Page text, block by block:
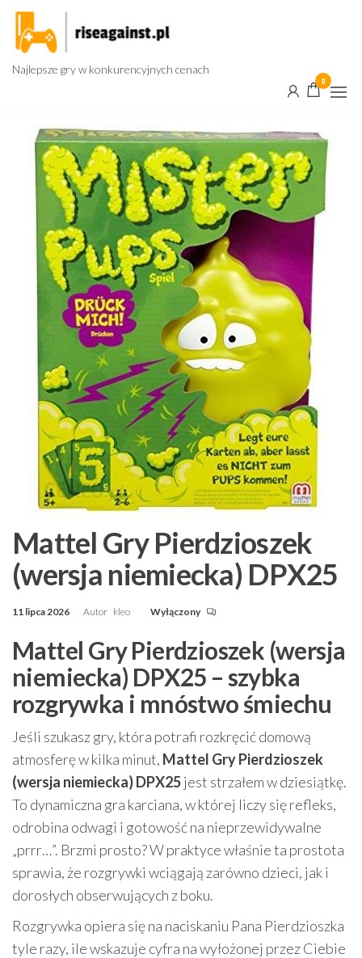
Przejdź
treści
Najlepsze gry w konkurencyjnych cenach
0
Mattel Gry Pierdzioszek
(wersja niemiecka) DPX25
11 lipca 2026 Autor kleo Wyłączony
Mattel Gry Pierdzioszek (wersja
niemiecka) DPX25 – szybka
rozgrywka i mnóstwo śmiechu
Jeśli szukasz gry, która potrafi rozkręcić domową
atmosferę w kilka minut, Mattel Gry Pierdzioszek
(wersja niemiecka) DPX25jest strzałem w dziesiątkę.
To dynamiczna gra karciana, w której liczy się refleks,
odrobina odwagi i gotowość na nieprzewidywalne
„prrr…”. Brzmi prosto? W praktyce właśnie ta prostota
sprawia, że rozgrywki wciągają zarówno dzieci, jak i
dorosłych obserwujących z boku.
Rozgrywka opiera się na naciskaniu Pana Pierdzioszka
tyle razy, ile wskazuje cyfra na wyłożonej przez Ciebie